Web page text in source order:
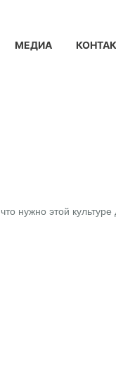
МЕДИА
нужно этой культуре